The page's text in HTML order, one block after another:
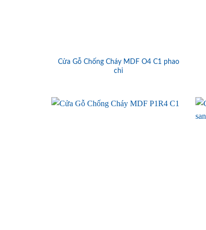
Cửa Gỗ Chống Cháy MDF O4 C1 phao
chi